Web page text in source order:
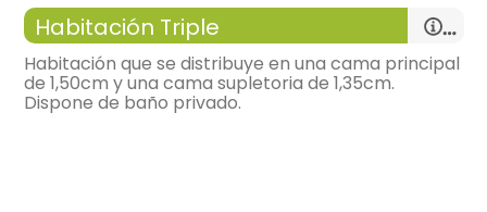
- habitación con cuarto de baño. Incluye:
WC,
lavabo, bañera, toallas,
- cama supletoria para 2 personas
Calefacción,
armario,
bonitas vistas,
habitación doble
Habitación Triple
Habitación que se distribuye en una cama principal
de 1,50cm y una cama supletoria de 1,35cm.
Dispone de baño privado.